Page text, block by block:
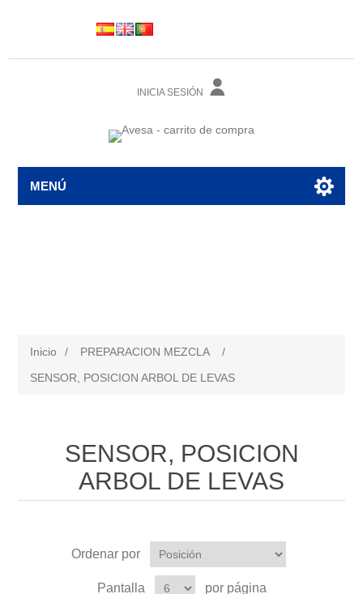
INICIA SESIÓN
MENÚ
Inicio / PREPARACION MEZCLA
/
SENSOR, POSICION ARBOL DE LEVAS
SENSOR, POSICION
ARBOL DE LEVAS
Ordenar por
Pantalla por página